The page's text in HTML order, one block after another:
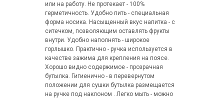
или на работу. Не протекает - 100%
герметичность. Удобно пить - специальная
форма носика. Насыщенный вкус напитка - с
ситечком, позволяющим оставлять фрукты
внутри. Удобно наполнять - широкое
горлышко. Практично - ручка используется в
качестве зажима для крепления на поясе.
Хорошо видно содержимое - прозрачная
бутылка. Гигиенично - в перевернутом
положении для сушки бутылка размещается
на ручке под наклоном . Легко мыть - можно